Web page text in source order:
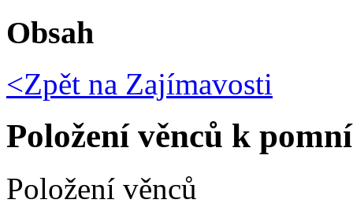
Obsah
<Zpět na Zajímavosti
Položení věnců k
Položení věnců